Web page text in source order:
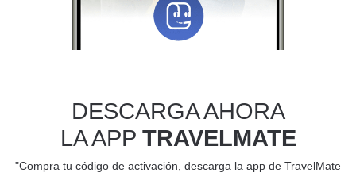
DESCARGA AHORA
LA APP TRAVELMATE
"Compra tu código de activación, descarga la app de TravelMate